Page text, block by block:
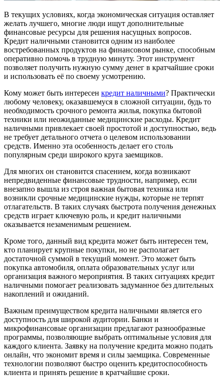
В текущих условиях, когда экономическая ситуация оставляет
желать лучшего, многие люди ищут дополнительные
финансовые ресурсы для решения насущных вопросов.
Кредит наличными становится одним из наиболее
востребованных продуктов на финансовом рынке, способным
оперативно помочь в трудную минуту. Этот инструмент
позволяет получить нужную сумму денег в кратчайшие сроки
и использовать её по своему усмотрению.
Кому может быть интересен кредит наличными? Практически
любому человеку, оказавшемуся в сложной ситуации, будь то
необходимость срочного ремонта жилья, покупка бытовой
техники или неожиданные медицинские расходы. Кредит
наличными привлекает своей простотой и доступностью, ведь
не требует детального отчета о целевом использовании
средств. Именно эта особенность делает его столь
популярным среди широкого круга заемщиков.
Для многих он становится спасением, когда возникают
непредвиденные финансовые трудности, например, если
внезапно вышла из строя важная бытовая техника или
возникли срочные медицинские нужды, которые не терпят
отлагательств. В таких случаях быстрота получения денежных
средств играет ключевую роль, и кредит наличными
оказывается незаменимым решением.
Кроме того, данный вид кредита может быть интересен тем,
кто планирует крупные покупки, но не располагает
достаточной суммой в текущий момент. Это может быть
покупка автомобиля, оплата образовательных услуг или
организация важного мероприятия. В таких ситуациях кредит
наличными помогает реализовать задуманное без длительных
накоплений и ожиданий.
Важным преимуществом кредита наличными является его
доступность для широкой аудитории. Банки и
микрофинансовые организации предлагают разнообразные
программы, позволяющие выбрать оптимальные условия для
каждого клиента. Заявку на получение кредита можно подать
онлайн, что экономит время и силы заемщика. Современные
технологии позволяют быстро оценить кредитоспособность
клиента и принять решение в кратчайшие сроки.